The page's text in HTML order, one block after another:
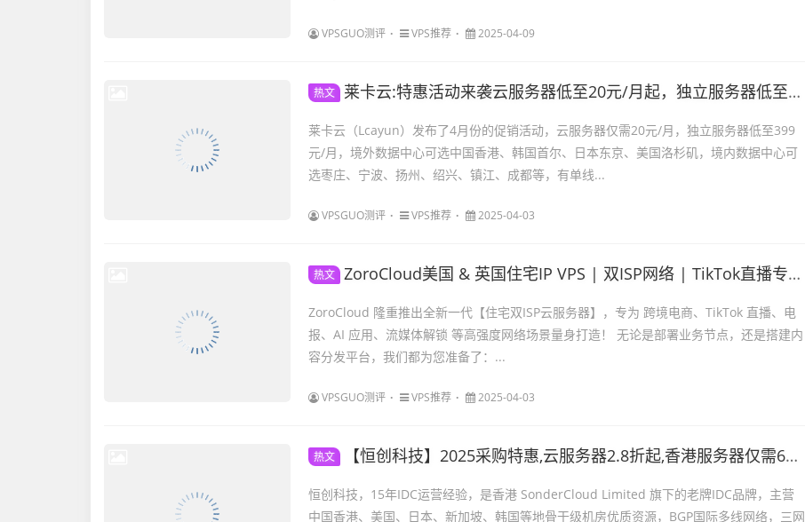
VPSGUO测评 VPS推荐 2025-04-09
热文 莱卡云:特惠活动来袭云服务器低至20元/月起，独立服务器低至399元/月
莱卡云（Lcayun）发布了4月份的促销活动，云服务器仅需20元/月，独立服务器低至399
元/月，境外数据中心可选中国香港、韩国首尔、日本东京、美国洛杉矶，境内数据中心可
选枣庄、宁波、扬州、绍兴、镇江、成都等，有单线...
VPSGUO测评 VPS推荐 2025-04-03
热文 ZoroCloud美国 & 英国住宅IP VPS | 双ISP网络 | TikTok直播专用服务器
ZoroCloud 隆重推出全新一代【住宅双ISP云服务器】，专为 跨境电商、TikTok 直播、电
报、AI 应用、流媒体解锁 等高强度网络场景量身打造！ 无论是部署业务节点，还是搭建内
容分发平台，我们都为您准备了：...
VPSGUO测评 VPS推荐 2025-04-03
热文 【恒创科技】2025采购特惠,云服务器2.8折起,香港服务器仅需600元
恒创科技，15年IDC运营经验，是香港 SonderCloud Limited 旗下的老牌IDC品牌，主营
中国香港、美国、日本、新加坡、韩国等地骨干级机房优质资源，BGP国际多线网络，三网